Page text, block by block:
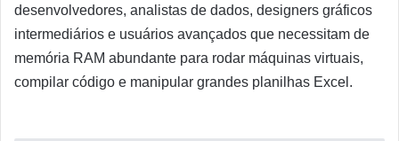
desenvolvedores, analistas de dados, designers gráficos
intermediários e usuários avançados que necessitam de
memória RAM abundante para rodar máquinas virtuais,
compilar código e manipular grandes planilhas Excel.